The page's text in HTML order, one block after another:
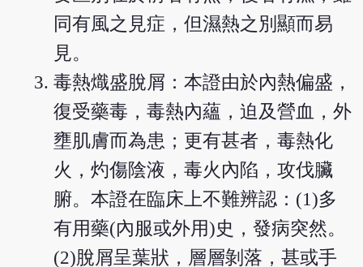
同有風之見症，但濕熱之別顯而易
見。
毒熱熾盛脫屑：本證由於內熱偏盛，
復受藥毒，毒熱內蘊，迫及營血，外
壅肌膚而為患；更有甚者，毒熱化
火，灼傷陰液，毒火內陷，攻伐臟
腑。本證在臨床上不難辨認：(1)多
有用藥(內服或外用)史，發病突然。
(2)脫屑呈葉狀，層層剝落，甚或手